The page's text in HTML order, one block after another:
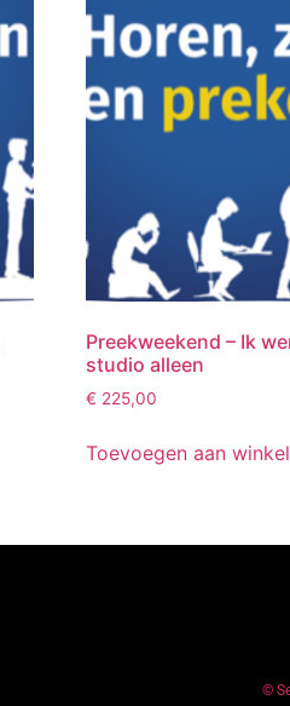
Preekweekend – Ik
studio alleen
€ 225,00
Toevoegen aan
©